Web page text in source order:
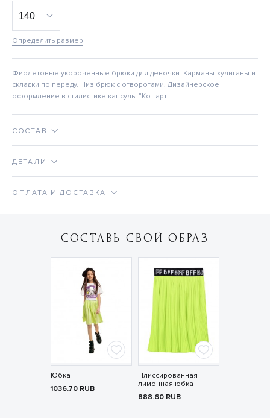
Определить размер
Фиолетовые укороченные брюки для девочки. Карманы-хулиганы и
складки по переду. Низ брюк с отворотами. Дизайнерское
оформление в стилистике капсулы "Кот арт".
СОСТАВ
ДЕТАЛИ
ОПЛАТА И ДОСТАВКА
СОСТАВЬ СВОЙ ОБРАЗ
Юбка
1036.70 RUB
Плиссированная
лимонная юбка
888.60 RUB